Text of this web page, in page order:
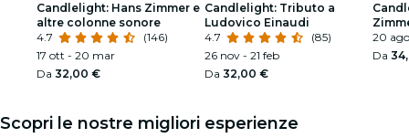
Candlelight: Hans Zimmer e
altre colonne sonore
4.7
(146)
17 ott - 20 mar
Da 32,00 €
Candlelight: Tributo a
Ludovico Einaudi
4.7
(85)
26 nov - 21 feb
Da 32,00 €
20 ago
Da
Scopri le nostre migliori esperienze